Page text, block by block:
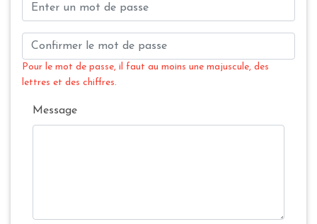
Pour le mot de passe, il faut au moins une majuscule, des
lettres et des chiffres.
Message